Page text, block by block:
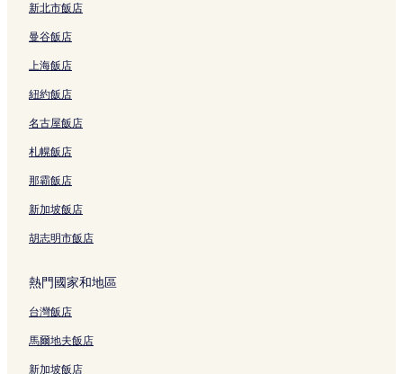
新北市飯店
曼谷飯店
上海飯店
紐約飯店
名古屋飯店
札幌飯店
那霸飯店
新加坡飯店
胡志明市飯店
熱門國家和地區
台灣飯店
馬爾地夫飯店
新加坡飯店